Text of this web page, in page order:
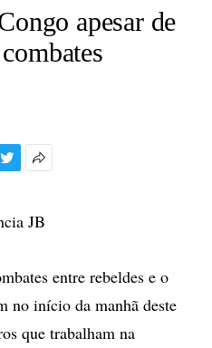
apesar de
compartilhamento
JB
entre rebeldes e o
no início da manhã deste
que trabalham na